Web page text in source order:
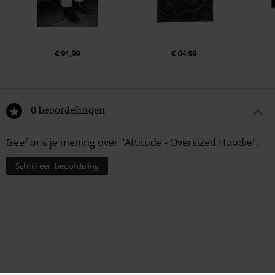
€ 91,99 € 64,99
0 beoordelingen
Geef ons je mening over "Attitude - Oversized Hoodie".
Schrijf een beoordeling